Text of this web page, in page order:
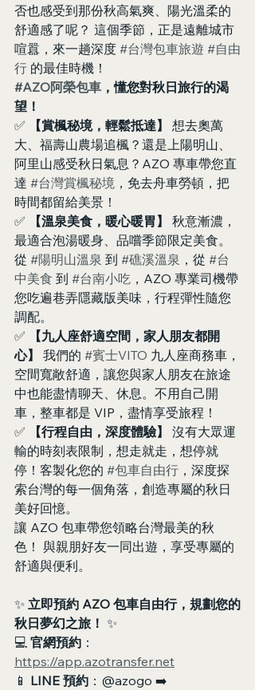
否也感受到那份秋高氣爽、陽光溫柔的
舒適感了呢？ 這個季節，正是遠離城市
喧囂，來一趟深度 #台灣包車旅遊 #自由
行 的最佳時機！
#AZO阿榮包車 ，懂您對秋日旅行的渴
望！
✅
【賞楓秘境，輕鬆抵達】
想去奧萬
大、福壽山農場追楓？還是上陽明山、
阿里山感受秋日氣息？AZO 專車帶您直
達 #台灣賞楓秘境 ，免去舟車勞頓，把
時間都留給美景！
✅
【溫泉美食，暖心暖胃】
秋意漸濃，
最適合泡湯暖身、品嚐季節限定美食。
從 #陽明山溫泉 到 #礁溪溫泉 ，從 #台
中美食 到 #台南小吃 ，AZO 專業司機帶
您吃遍巷弄隱藏版美味，行程彈性隨您
調配。
✅
【九人座舒適空間，家人朋友都開
心】
我們的 #賓士VITO 九人座商務車，
空間寬敞舒適，讓您與家人朋友在旅途
中也能盡情聊天、休息。不用自己開
車，整車都是 VIP，盡情享受旅程！
✅
【行程自由，深度體驗】
沒有大眾運
輸的時刻表限制，想走就走，想停就
停！客製化您的 #包車自由行 ，深度探
索台灣的每一個角落，創造專屬的秋日
美好回憶。
讓 AZO 包車帶您領略台灣最美的秋
色！ 與親朋好友一同出遊，享受專屬的
舒適與便利。
✨ 立即預約 AZO 包車自由行，規劃您的
秋日夢幻之旅！ ✨
💻 官網預約 ：
https://app.azotransfer.net
📱 LINE 預約 ：@azogo ➡️